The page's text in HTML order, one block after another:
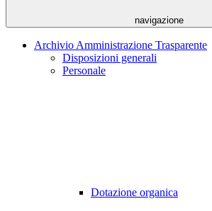
navigazione
Archivio Amministrazione Trasparente
Disposizioni generali
Personale
Dotazione organica